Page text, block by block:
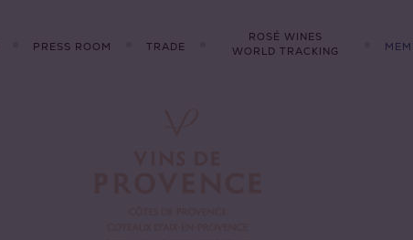
PRESS ROOM TRADE
ROSÉ WINES
WORLD TRACKING